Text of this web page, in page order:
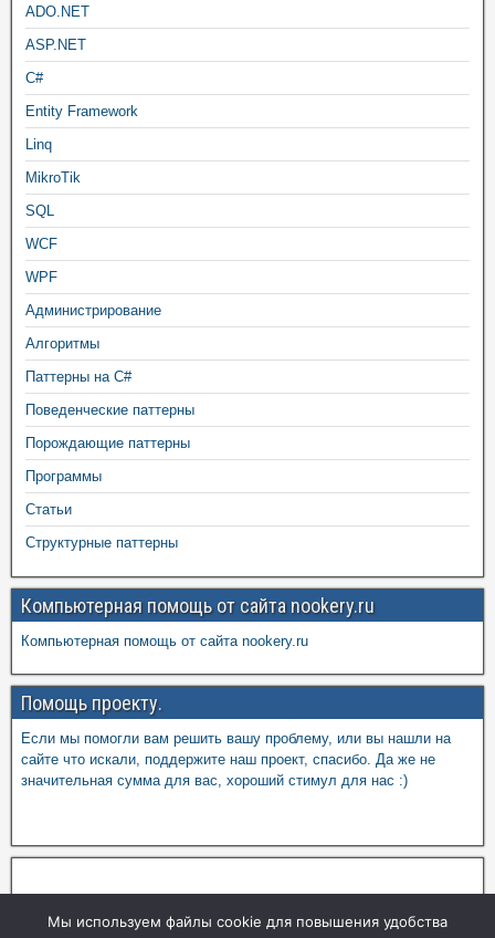
ADO.NET
ASP.NET
C#
Entity Framework
Linq
MikroTik
SQL
WCF
WPF
Администрирование
Алгоритмы
Паттерны на C#
Поведенческие паттерны
Порождающие паттерны
Программы
Статьи
Структурные паттерны
Компьютерная помощь от сайта nookery.ru
Компьютерная помощь от сайта nookery.ru
Помощь проекту.
Если мы помогли вам решить вашу проблему, или вы нашли на
сайте что искали, поддержите наш проект, спасибо. Да же не
значительная сумма для вас, хороший стимул для нас :)
Мы используем файлы cookie для повышения удобства